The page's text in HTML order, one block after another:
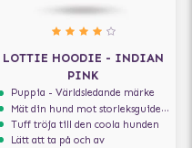
LOTTIE HOODIE - INDIAN
PINK
Puppia - Världsledande märke
Mät din hund mot storleksguiden för att få rätt storlek
Tuff tröja till den coola hunden
Lätt att ta på och av